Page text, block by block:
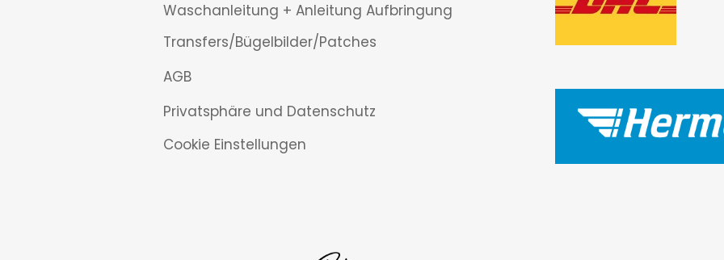
Waschanleitung + Anleitung Aufbringung
Transfers/Bügelbilder/Patches
AGB
Privatsphäre und Datenschutz
Cookie Einstellungen